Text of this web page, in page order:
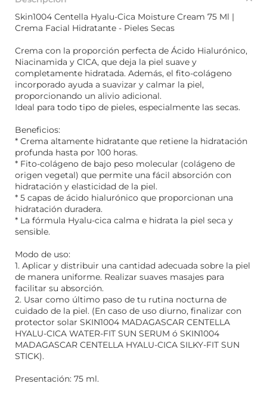
Skin1004 Centella Hyalu-Cica Moisture Cream 75 Ml |
Crema Facial Hidratante - Pieles Secas
Crema con la proporción perfecta de Ácido Hialurónico,
Niacinamida y CICA, que deja la piel suave y
completamente hidratada. Además, el fito-colágeno
incorporado ayuda a suavizar y calmar la piel,
proporcionando un alivio adicional.
Ideal para todo tipo de pieles, especialmente las secas.
Beneficios:
* Crema altamente hidratante que retiene la hidratación
profunda hasta por 100 horas.
* Fito-colágeno de bajo peso molecular (colágeno de
origen vegetal) que permite una fácil absorción con
hidratación y elasticidad de la piel.
* 5 capas de ácido hialurónico que proporcionan una
hidratación duradera.
* La fórmula Hyalu-cica calma e hidrata la piel seca y
sensible.
Modo de uso:
1. Aplicar y distribuir una cantidad adecuada sobre la piel
de manera uniforme. Realizar suaves masajes para
facilitar su absorción.
2. Usar como último paso de tu rutina nocturna de
cuidado de la piel. (En caso de uso diurno, finalizar con
protector solar SKIN1004 MADAGASCAR CENTELLA
HYALU-CICA WATER-FIT SUN SERUM ó SKIN1004
MADAGASCAR CENTELLA HYALU-CICA SILKY-FIT SUN
STICK).
Presentación: 75 ml.